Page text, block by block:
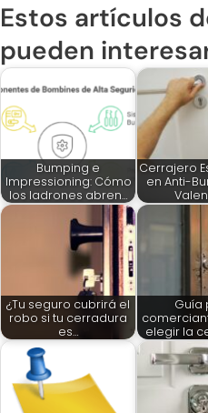
Estos artículos
pueden
Bumping e
Impressioning: Cómo
los ladrones abren…
Cerrajero
en Anti-
¿Tu seguro cubrirá el
robo si tu cerradura
es…
Guía
elegir la